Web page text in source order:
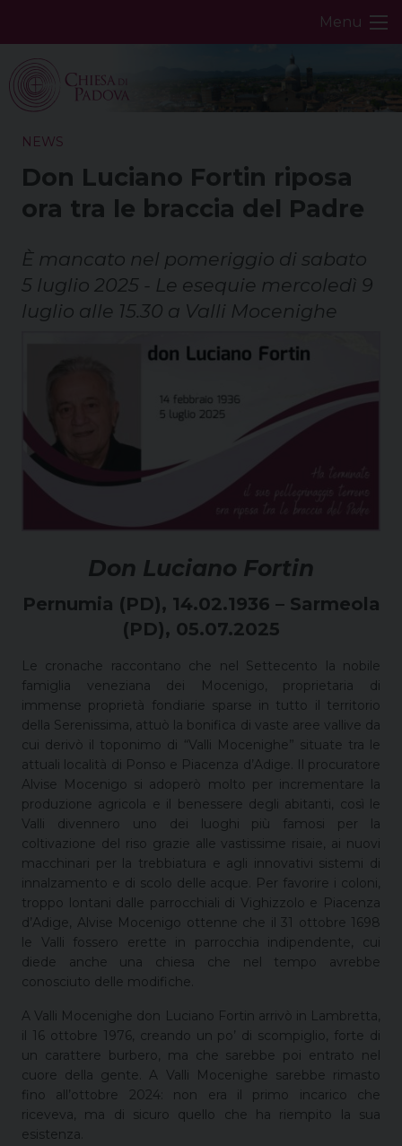
Menu
NEWS
Don Luciano Fortin riposa
ora tra le braccia del Padre
È mancato nel pomeriggio di sabato
5 luglio 2025 - Le esequie mercoledì 9
luglio alle 15.30 a Valli Mocenighe
Don Luciano Fortin
Pernumia (PD), 14.02.1936 – Sarmeola
(PD), 05.07.2025
Le cronache raccontano che nel Settecento la nobile
famiglia veneziana dei Mocenigo, proprietaria di
immense proprietà fondiarie sparse in tutto il territorio
della Serenissima, attuò la bonifica di vaste aree vallive da
cui derivò il toponimo di “Valli Mocenighe” situate tra le
attuali località di Ponso e Piacenza d’Adige. Il procuratore
Alvise Mocenigo si adoperò molto per incrementare la
produzione agricola e il benessere degli abitanti, così le
Valli divennero uno dei luoghi più famosi per la
coltivazione del riso grazie alle vastissime risaie, ai nuovi
macchinari per la trebbiatura e agli innovativi sistemi di
innalzamento e di scolo delle acque. Per favorire i coloni,
troppo lontani dalle parrocchiali di Vighizzolo e Piacenza
d’Adige, Alvise Mocenigo ottenne che il 31 ottobre 1698
le Valli fossero erette in parrocchia indipendente, cui
diede anche una chiesa che nel tempo avrebbe
conosciuto delle modifiche.
A Valli Mocenighe don Luciano Fortin arrivò in Lambretta,
il 16 ottobre 1976, creando un po’ di scompiglio, forte di
un carattere burbero, ma che sarebbe poi entrato nel
cuore della gente. A Valli Mocenighe sarebbe rimasto
fino all’ottobre 2024: non era il primo incarico che
riceveva, ma di sicuro quello che ha riempito la sua
esistenza.